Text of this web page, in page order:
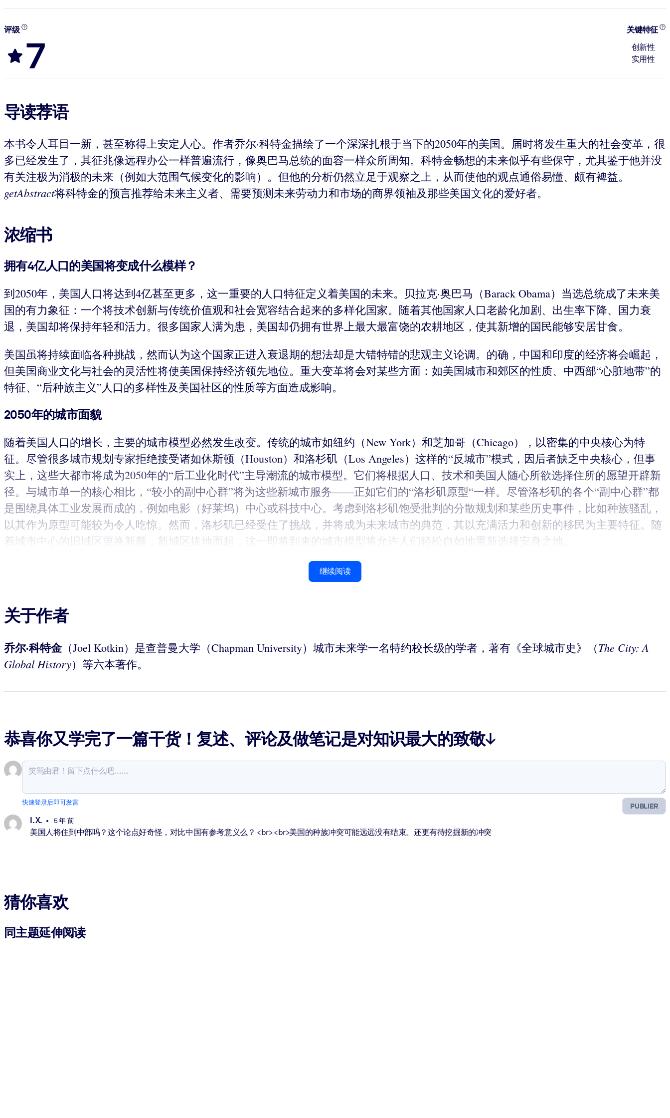
评级
7
关键特征
创新性
实用性
导读荐语
本书令人耳目一新，甚至称得上安定人心。作者乔尔·科特金描绘了一个深深扎根于当下的2050年的美国。届时将发生重大的社会变革，很
多已经发生了，其征兆像远程办公一样普遍流行，像奥巴马总统的面容一样众所周知。科特金畅想的未来似乎有些保守，尤其鉴于他并没
有关注极为消极的未来（例如大范围气候变化的影响）。但他的分析仍然立足于观察之上，从而使他的观点通俗易懂、颇有裨益。
getAbstract将科特金的预言推荐给未来主义者、需要预测未来劳动力和市场的商界领袖及那些美国文化的爱好者。
浓缩书
拥有4亿人口的美国将变成什么模样？
到2050年，美国人口将达到4亿甚至更多，这一重要的人口特征定义着美国的未来。贝拉克·奥巴马（Barack Obama）当选总统成了未来美
国的有力象征：一个将技术创新与传统价值观和社会宽容结合起来的多样化国家。随着其他国家人口老龄化加剧、出生率下降、国力衰
退，美国却将保持年轻和活力。很多国家人满为患，美国却仍拥有世界上最大最富饶的农耕地区，使其新增的国民能够安居甘食。
美国虽将持续面临各种挑战，然而认为这个国家正进入衰退期的想法却是大错特错的悲观主义论调。的确，中国和印度的经济将会崛起，
但美国商业文化与社会的灵活性将使美国保持经济领先地位。重大变革将会对某些方面：如美国城市和郊区的性质、中西部“心脏地带”的
特征、“后种族主义”人口的多样性及美国社区的性质等方面造成影响。
2050年的城市面貌
随着美国人口的增长，主要的城市模型必然发生改变。传统的城市如纽约（New York）和芝加哥（Chicago），以密集的中央核心为特
征。尽管很多城市规划专家拒绝接受诸如休斯顿（Houston）和洛杉矶（Los Angeles）这样的“反城市”模式，因后者缺乏中央核心，但事
实上，这些大都市将成为2050年的“后工业化时代”主导潮流的城市模型。它们将根据人口、技术和美国人随心所欲选择住所的愿望开辟新
径。与城市单一的核心相比，“较小的副中心群”将为这些新城市服务——正如它们的“洛杉矶原型“一样。尽管洛杉矶的各个“副中心群”都
是围绕具体工业发展而成的，例如电影（好莱坞）中心或科技中心。考虑到洛杉矶饱受批判的分散规划和某些历史事件，比如种族骚乱，
以其作为原型可能较为令人吃惊。然而，洛杉矶已经受住了挑战，并将成为未来城市的典范，其以充满活力和创新的移民为主要特征。随
着城市中心的旧城区更换新颜，新城区拔地而起，这一即将到来的城市模型将允许人们轻松自如地重新选择安身之地。
继续阅读
关于作者
乔尔·科特金（Joel Kotkin）是查普曼大学（Chapman University）城市未来学一名特约校长级的学者，著有《全球城市史》（The City: A
Global History）等六本著作。
恭喜你又学完了一篇干货！复述、评论及做笔记是对知识最大的致敬↓
PUBLIER
快速登录后即可发言
I. X. 5 年 前
美国人将住到中部吗？这个论点好奇怪，对比中国有参考意义么？ <br> <br>美国的种族冲突可能远远没有结束。还更有待挖掘新的冲突
猜你喜欢
同主题延伸阅读